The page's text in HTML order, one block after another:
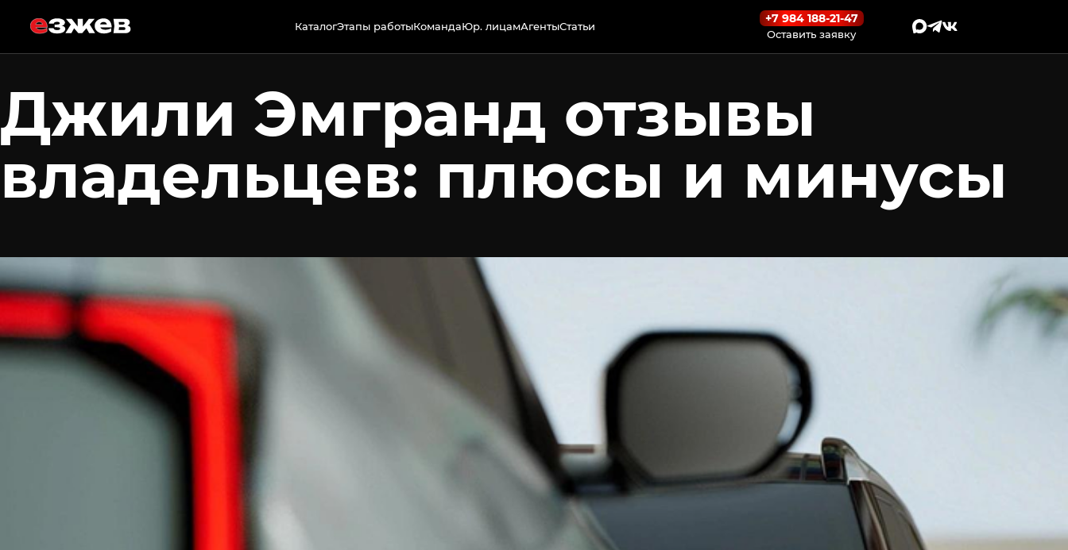
КаталогЭтапы работыКомандаЮр. лицамАгентыСтатьи
+7 984 188-21-47
Оставить заявку
7 июля 2026 г.
Джили Эмгранд отзывы
владельцев: плюсы и минусы